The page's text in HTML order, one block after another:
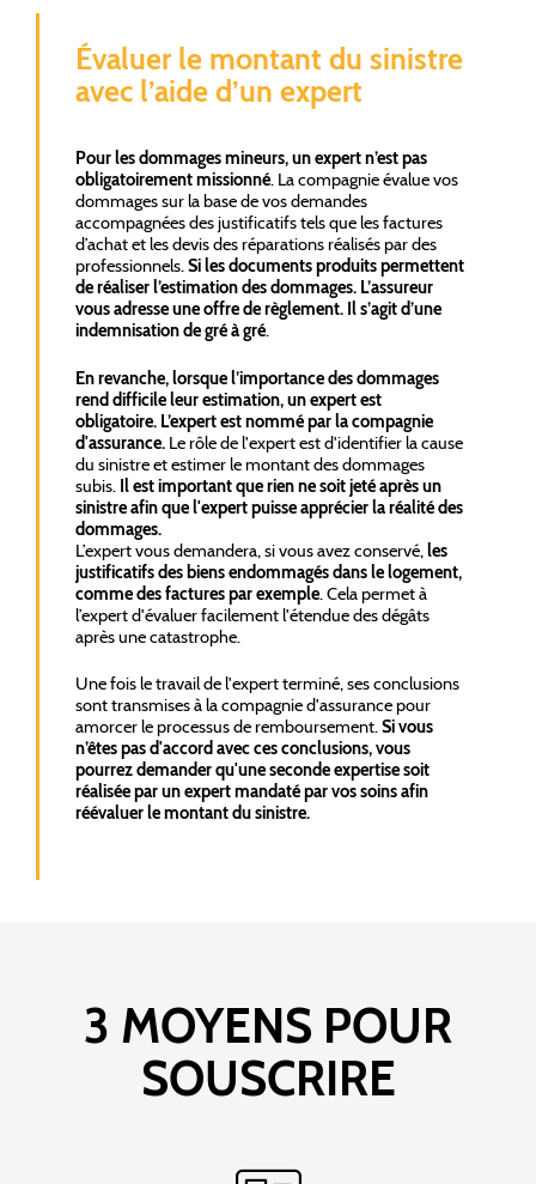
Évaluer le montant du sinistre
avec l’aide d’un expert
Pour les dommages mineurs, un expert n’est pas
obligatoirement missionné. La compagnie évalue vos
dommages sur la base de vos demandes
accompagnées des justificatifs tels que les factures
d’achat et les devis des réparations réalisés par des
professionnels.Si les documents produits permettent
de réaliser l’estimation des dommages. L’assureur
vous adresse une offre de règlement. Il s’agit d’une
indemnisation de gré à gré.
En revanche, lorsque l’importance des dommages
rend difficile leur estimation, un expert est
obligatoire. L’expert est nommé par la compagnie
d'assurance. Le rôle de l'expert est d'identifier la cause
du sinistre et estimer le montant des dommages
subis. Il est important que rien ne soit jeté après un
sinistre afin que l'expert puisse apprécier la réalité des
dommages.
L’expert vous demandera, si vous avez conservé,les
justificatifs des biens endommagés dans le logement,
comme des factures par exemple. Cela permet à
l’expert d'évaluer facilement l'étendue des dégâts
après une catastrophe.
Une fois le travail de l'expert terminé, ses conclusions
sont transmises à la compagnie d'assurance pour
amorcer le processus de remboursement.Si vous
n’êtes pas d'accord avec ces conclusions, vous
pourrez demander qu'une seconde expertise soit
réalisée par un expert mandaté par vos soins afin
réévaluer le montant du sinistre.
3 MOYENS POUR
SOUSCRIRE